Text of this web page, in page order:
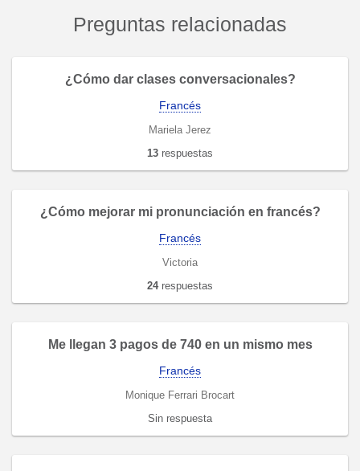
Preguntas relacionadas
¿Cómo dar clases conversacionales?
Francés
Mariela Jerez
13 respuestas
¿Cómo mejorar mi pronunciación en francés?
Francés
Victoria
24respuestas
Me llegan 3 pagos de 740 en un mismo mes
Francés
Monique Ferrari Brocart
Sin respuesta